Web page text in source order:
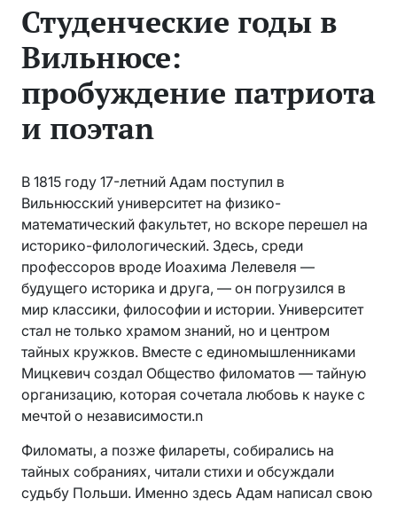
Студенческие годы в
Вильнюсе:
пробуждение патриота
и поэтаn
В 1815 году 17-летний Адам поступил в
Вильнюсский университет на физико-
математический факультет, но вскоре перешел на
историко-филологический. Здесь, среди
профессоров вроде Иоахима Лелевеля —
будущего историка и друга, — он погрузился в
мир классики, философии и истории. Университет
стал не только храмом знаний, но и центром
тайных кружков. Вместе с единомышленниками
Мицкевич создал Общество филоматов — тайную
организацию, которая сочетала любовь к науке с
мечтой о независимости.n
Филоматы, а позже филареты, собирались на
тайных собраниях, читали стихи и обсуждали
судьбу Польши. Именно здесь Адам написал свою